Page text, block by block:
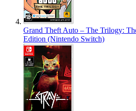
Grand Theft Auto – The Trilogy:
Edition (Nintendo Switch)